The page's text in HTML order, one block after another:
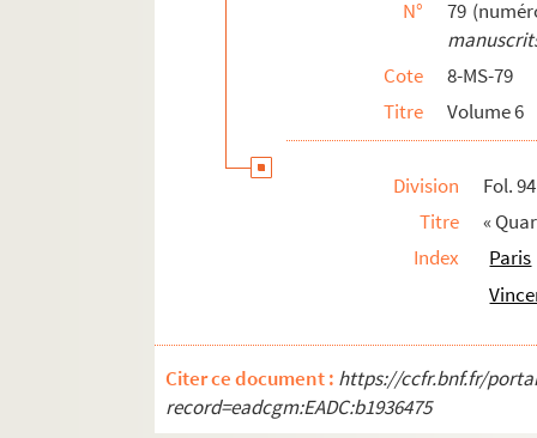
N°
79
Cote
8-MS-79
Titre
Volume 6
Division
Fol. 94
Titre
«
Index
Paris
Citer ce document : https://ccfr.bnf.fr/
record=eadcgm:EADC:b1936475